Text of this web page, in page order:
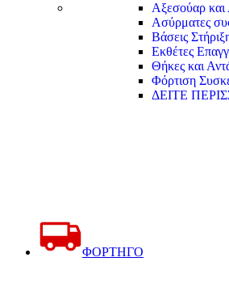
Αξεσούαρ και
Ασύρματες
Βάσεις
Εκθέτες
Θήκες και
Φόρτιση
ΔΕΙΤΕ
ΦΟΡΤΗΓΟ